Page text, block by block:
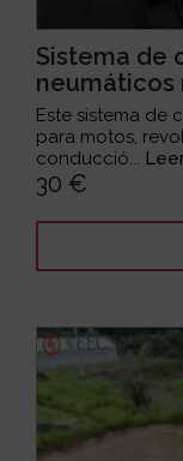
Sistema de
neumáticos
Este sistema de
para motos,
conducció...
30 €